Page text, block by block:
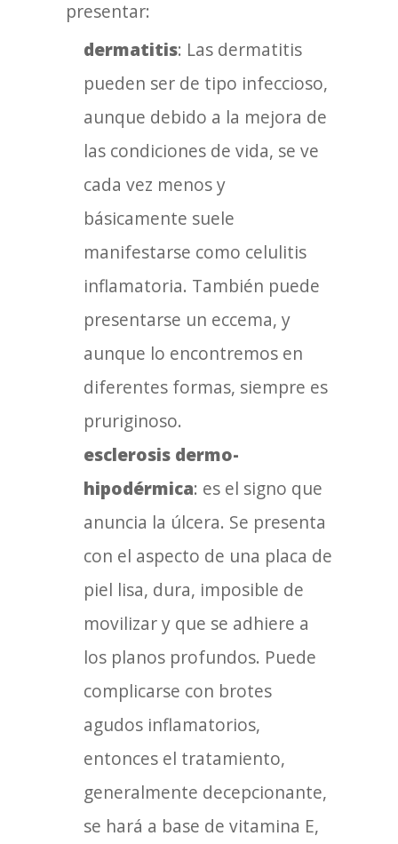
presentar:
dermatitis: Las dermatitis
pueden ser de tipo infeccioso,
aunque debido a la mejora de
las condiciones de vida, se ve
cada vez menos y
básicamente suele
manifestarse como celulitis
inflamatoria. También puede
presentarse un eccema, y
aunque lo encontremos en
diferentes formas, siempre es
pruriginoso.
esclerosis dermo-
hipodérmica: es el signo que
anuncia la úlcera. Se presenta
con el aspecto de una placa de
piel lisa, dura, imposible de
movilizar y que se adhiere a
los planos profundos. Puede
complicarse con brotes
agudos inflamatorios,
entonces el tratamiento,
generalmente decepcionante,
se hará a base de vitamina E,